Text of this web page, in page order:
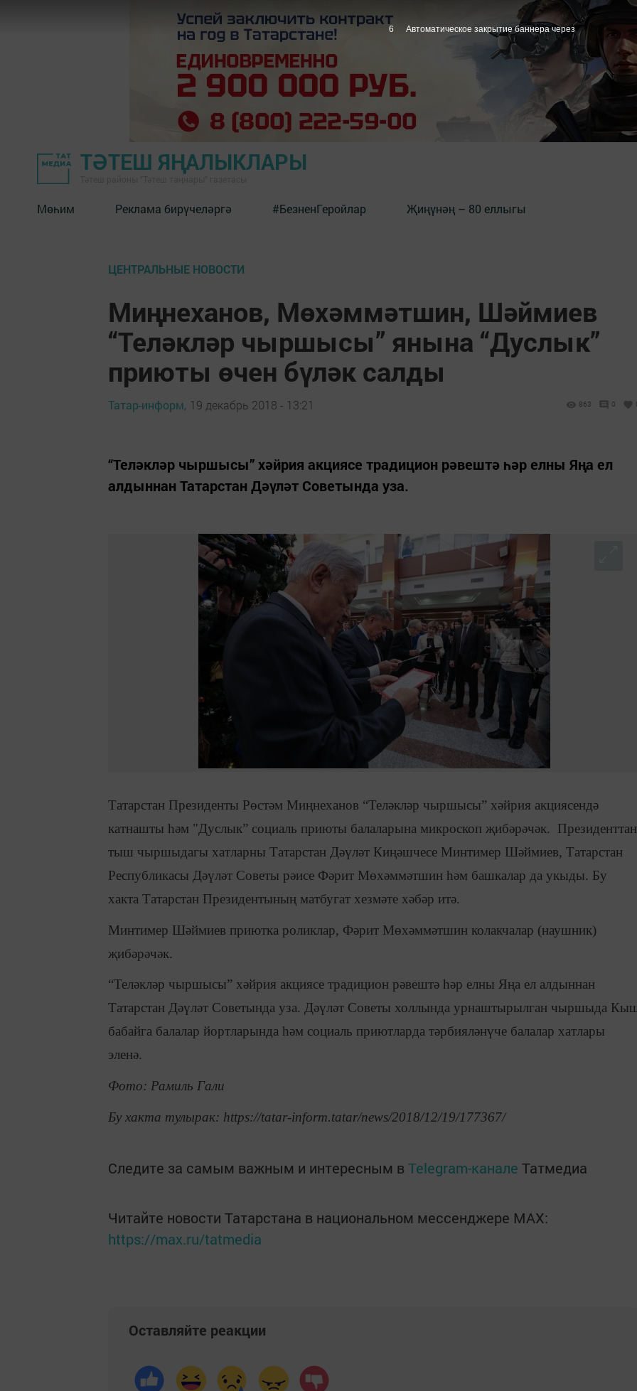
ТӘТЕШ ЯҢАЛЫКЛАРЫ
Мөһим Реклама бирүчеләргә #БезненГеройлар Җиңүнәң – 80 еллыгы
ЦЕНТРАЛЬНЫЕ НОВОСТИ
Миңнеханов, Мөхәммәтшин, Шәймиев
“Теләкләр чыршысы” янына “Дуслык”
приюты өчен бүләк салды
Татар-информ, 19 декабрь 2018 - 13:21 863 0
“Теләкләр чыршысы” хәйрия акциясе традицион рәвештә һәр елны Яңа ел
алдыннан Татарстан Дәүләт Советында уза.
Татарстан Президенты Рөстәм Миңнеханов “Теләкләр чыршысы” хәйрия акциясендә
катнашты һәм "Дуслык” социаль приюты балаларына микроскоп җибәрәчәк. Президенттан
тыш чыршыдагы хатларны Татарстан Дәүләт Киңәшчесе Минтимер Шәймиев, Татарстан
Республикасы Дәүләт Советы рәисе Фәрит Мөхәммәтшин һәм башкалар да укыды. Бу
хакта Татарстан Президентының матбугат хезмәте хәбәр итә.
Минтимер Шәймиев приютка роликлар, Фәрит Мөхәммәтшин колакчалар (наушник)
җибәрәчәк.
“Теләкләр чыршысы” хәйрия акциясе традицион рәвештә һәр елны Яңа ел алдыннан
Татарстан Дәүләт Советында уза. Дәүләт Советы холлында урнаштырылган чыршыда
бабайга балалар йортларында һәм социаль приютларда тәрбияләнүче балалар хатлары
эленә.
Фото: Рамиль Гали
Бу хакта тулырак: https://tatar-inform.tatar/news/2018/12/19/177367/
Следите за самым важным и интересным в Telegram-канале Татмедиа
Читайте новости Татарстана в национальном мессенджере MАХ:
https://max.ru/tatmedia
Оставляйте реакции
5 Автоматическое закрытие баннера через